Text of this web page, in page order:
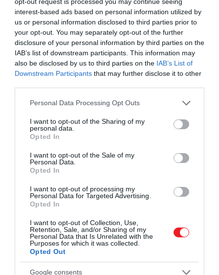
interest-based ads based on personal information utilized by
us or personal information disclosed to third parties prior to
your opt-out. You may separately opt-out of the further
disclosure of your personal information by third parties on the
IAB’s list of downstream participants. This information may
also be disclosed by us to third parties on the IAB’s List of
Downstream Participants that may further disclose it to other
Please note that this website/app uses one or more Google
not limited to your visit or usage behaviour. You may click to
grant or deny consent to Google and its third-party tags to
use your data for below specified purposes in below Google
consent section.
Personal Data Processing Opt Outs
I want to opt-out of the Sharing of my
personal data.
Opted In
I want to opt-out of the Sale of my
Personal Data.
Opted In
I want to opt-out of processing my
Personal Data for Targeted Advertising.
Opted In
I want to opt-out of Collection, Use,
Retention, Sale, and/or Sharing of my
Personal Data that Is Unrelated with the
Purposes for which it was collected.
Opted Out
Google consents
felrobbantott darabja lehet. Az űrszonda a japán
Hayabusa 2 és a NASA OSIRIS-Rex aszteroida-
szondái által bemutatottakhoz hasonló érintéses
technikával fog mintákat gyűjteni az űrszikláról.
A Tianwen 2 egy eddig példa nélküli lehorgonyzási
és rögzítési módszerrel is megpróbálkozik, négy
széles aszteroida felszínéhez.
A Tianwen 2 várhatóan több mint két évvel az
indítás után tér vissza a Földre, hogy leadja
felbecsülhetetlen értékű rakományát. De ezzel még
nem ér véget a küldetés. A visszatérő kapszula
kiszabadulását követően a Tianwen 2 a Föld
gravitációjának segítségével a Naprendszer egy
másik ősi relikviája, egy „aktív aszteroida" felé veszi
tulajdonságaival egyaránt rendelkezik
Az űrszonda nagyjából hétéves útra indul a
311P/PANSTARRS-hez. Ha már ott van, az objektum
körül kering majd, és számos kamera és